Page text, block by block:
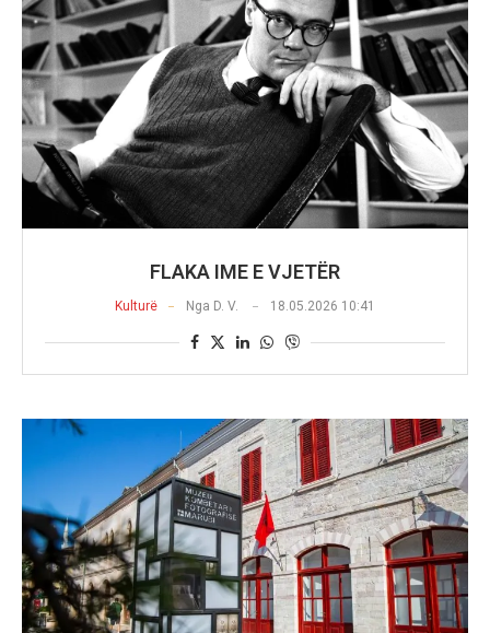
FLAKA IME E VJETËR
Kulturë Nga D. V. 18.05.2026 10:41